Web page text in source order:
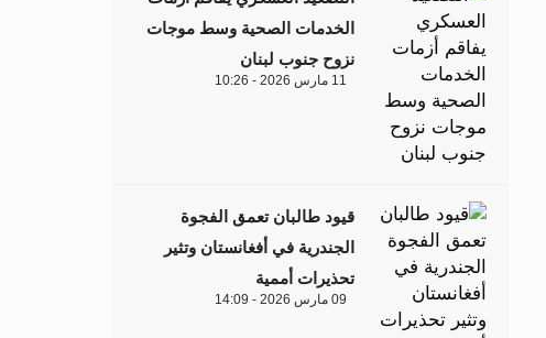
الخدمات الصحية وسط موجات
نزوح جنوب لبنان
11 مارس 2026 - 10:26
قيود طالبان تعمق الفجوة
الجندرية في أفغانستان وتثير
تحذيرات أممية
09 مارس 2026 - 14:09